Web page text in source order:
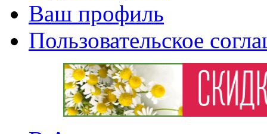
Ваш профиль
Пользовательское